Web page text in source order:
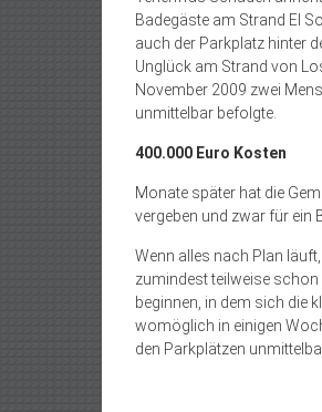
Badegäste am Strand El
auch der Parkplatz hinter
Unglück am Strand von
November 2009 zwei
unmittelbar befolgte.
400.000 Euro Kosten
Monate später hat die
vergeben und zwar für ein
Wenn alles nach Plan
zumindest teilweise
beginnen, in dem sich die
womöglich in einigen
den Parkplätzen